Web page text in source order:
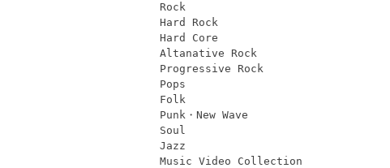
Rock
Hard Rock
Hard Core
Altanative Rock
Progressive Rock
Pops
Folk
Punk・New Wave
Soul
Jazz
Music Video Collection